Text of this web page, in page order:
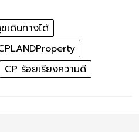
เดินทางได้
CP ร้อยเรียงความดี